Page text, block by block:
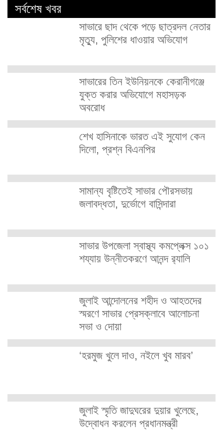
সর্বশেষ খবর
সাভারে ছাদ থেকে পড়ে ছাত্রদল নেতার
মৃত্যু, পুলিশের ধাওয়ার অভিযোগ
সাভারের তিন ইউনিয়নকে কেরানীগঞ্জে
যুক্ত করার অভিযোগে মহাসড়ক
অবরোধ
শেখ হাসিনাকে ভারত এই সুযোগ কেন
দিলো, প্রশ্ন বিএনপির
সামান্য বৃষ্টিতেই সাভার পৌরসভায়
জলাবদ্ধতা, দুর্ভোগে বাসিন্দারা
সাভার উপজেলা স্বাস্থ্য কমপ্লেক্স ১০১
শয্যায় উন্নীতকরণে আনন্দ র‍্যালি
জুলাই আন্দোলনের শহীদ ও আহতদের
স্মরণে সাভার প্রেসক্লাবে আলোচনা
সভা ও দোয়া
‘হরমুজ খুলে দাও, নইলে খুব মারব’
জুলাই স্মৃতি জাদুঘরের দুয়ার খুলেছে,
উদ্বোধন করলেন প্রধানমন্ত্রী